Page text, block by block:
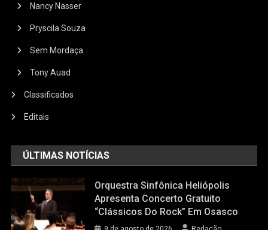
Nancy Nasser
Pryscila Souza
Sem Mordaça
Tony Auad
Classificados
Editais
ÚLTIMAS NOTÍCIAS
Orquestra Sinfônica Heliópolis
Apresenta Concerto Gratuito
“Clássicos Do Rock” Em Osasco